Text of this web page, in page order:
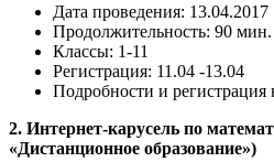
Дата проведения: 13.04.2017
Продолжительность: 90 мин.
Классы: 1-11
Регистрация: 11.04 -13.04
Подробности и регистрация
2. Интернет-карусель по
«Дистанционное образование»)